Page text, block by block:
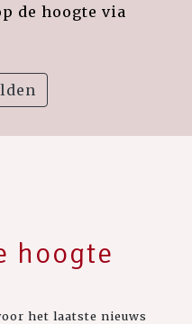
de hoogte via
hoogte
het laatste nieuws